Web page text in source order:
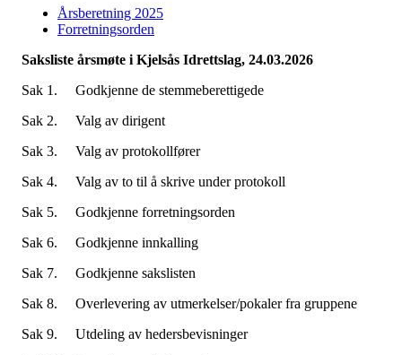
Årsberetning 2025
Forretningsorden
Saksliste årsmøte i Kjelsås Idrettslag, 24.03.2026
Sak 1. Godkjenne de stemmeberettigede
Sak 2. Valg av dirigent
Sak 3. Valg av protokollfører
Sak 4. Valg av to til å skrive under protokoll
Sak 5. Godkjenne forretningsorden
Sak 6. Godkjenne innkalling
Sak 7. Godkjenne sakslisten
Sak 8. Overlevering av utmerkelser/pokaler fra gruppene
Sak 9. Utdeling av hedersbevisninger